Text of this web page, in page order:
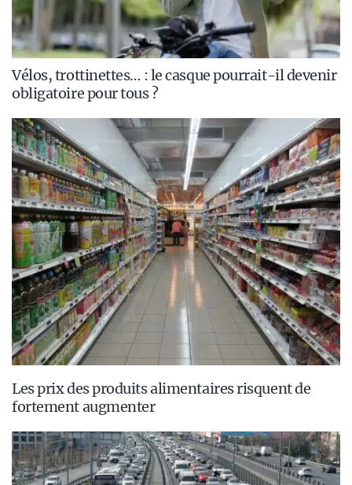
Vélos, trottinettes… : le casque pourrait-il devenir
obligatoire pour tous ?
Les prix des produits alimentaires risquent de
fortement augmenter